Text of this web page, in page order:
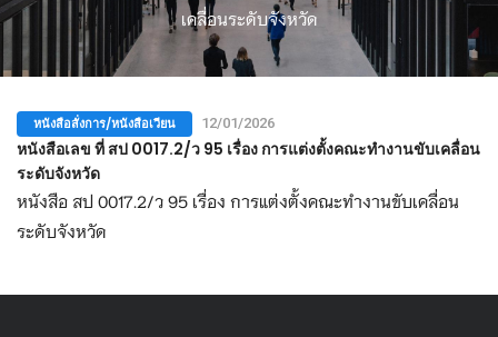
เคลื่อนระดับจังหวัด
หนังสือสั่งการ/หนังสือเวียน 12/01/2026
หนังสือเลข ที่ สป 0017.2/ว 95 เรื่อง การแต่งตั้งคณะทำงานขับเคลื่อน
ระดับจังหวัด
หนังสือ สป 0017.2/ว 95 เรื่อง การแต่งตั้งคณะทำงานขับเคลื่อน
ระดับจังหวัด